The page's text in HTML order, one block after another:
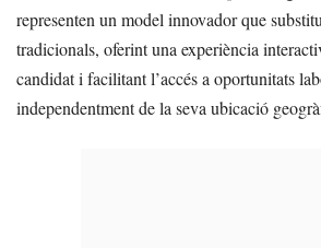
representen un model innovador que
tradicionals, oferint una experiència
candidat i facilitant l’accés a oportunitats
independentment de la seva ubicació